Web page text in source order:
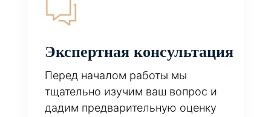
Экспертная консультация
Перед началом работы мы
тщательно изучим ваш вопрос и
дадим предварительную оценку